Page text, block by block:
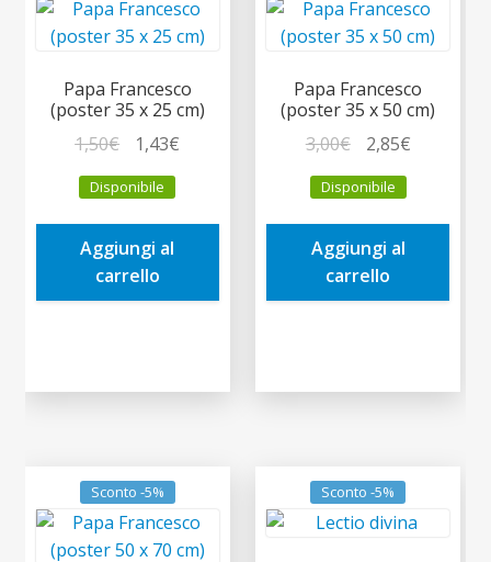
Papa Francesco
(poster 35 x 25 cm)
1,50€
prezzo
originale
era:
1,50€.
1,43€
è:
Disponibile
Aggiungi al
carrello
Papa Francesco
(poster 35 x 50 cm)
3,00€
prezzo
originale
era:
3,00€.
2,85€Il
è:
Disponibile
Aggiungi al
carrello
Sconto -5% Sconto -5%